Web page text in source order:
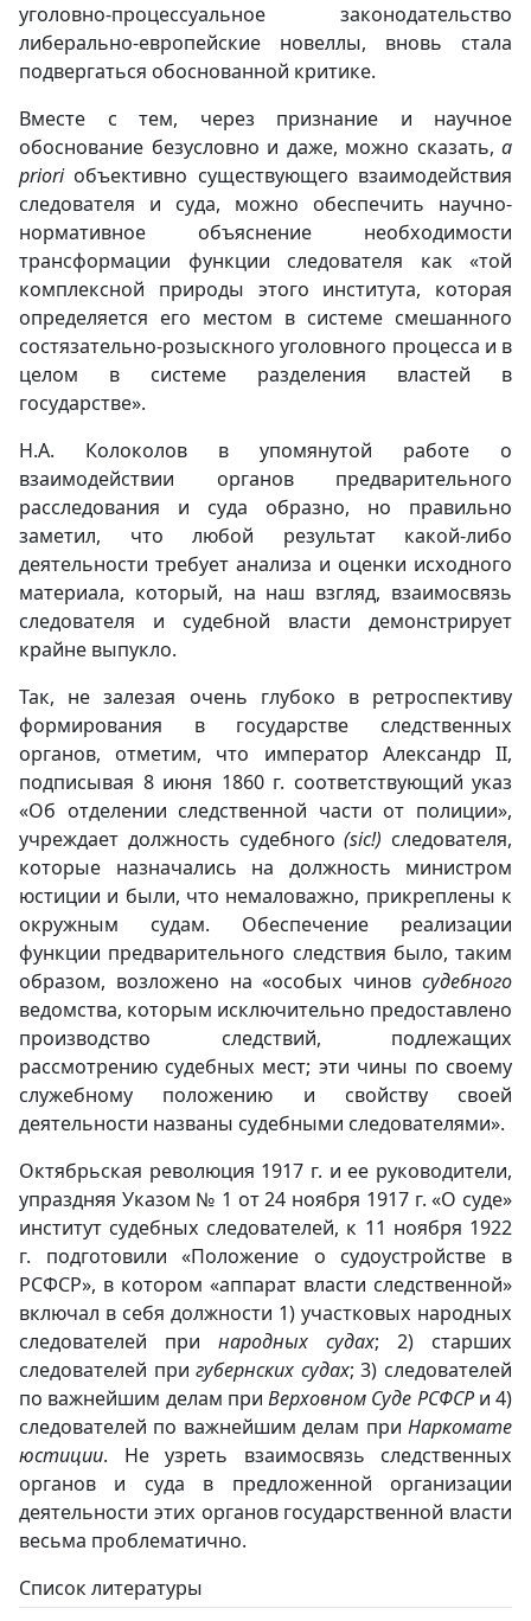
уголовно-процессуальное законодательство
либерально-европейские новеллы, вновь стала
подвергаться обоснованной критике.
Вместе с тем, через признание и научное
обоснование безусловно и даже, можно сказать, a
prioriобъективно существующего взаимодействия
следователя и суда, можно обеспечить научно-
нормативное объяснение необходимости
трансформации функции следователя как «той
комплексной природы этого института, которая
определяется его местом в системе смешанного
состязательно-розыскного уголовного процесса и в
целом в системе разделения властей в
государстве».
Н.А. Колоколов в упомянутой работе о
взаимодействии органов предварительного
расследования и суда образно, но правильно
заметил, что любой результат какой-либо
деятельности требует анализа и оценки исходного
материала, который, на наш взгляд, взаимосвязь
следователя и судебной власти демонстрирует
крайне выпукло.
Так, не залезая очень глубоко в ретроспективу
формирования в государстве следственных
органов, отметим, что император Александр II,
подписывая 8 июня 1860 г. соответствующий указ
«Об отделении следственной части от полиции»,
учреждает должность судебного(sic!) следователя,
которые назначались на должность министром
юстиции и были, что немаловажно, прикреплены к
окружным судам. Обеспечение реализации
функции предварительного следствия было, таким
образом, возложено на «особых чинов судебного
ведомства, которым исключительно предоставлено
производство следствий, подлежащих
рассмотрению судебных мест; эти чины по своему
служебному положению и свойству своей
деятельности названы судебными следователями».
Октябрьская революция 1917 г. и ее руководители,
упраздняя Указом № 1 от 24 ноября 1917 г. «О суде»
институт судебных следователей, к 11 ноября 1922
г. подготовили «Положение о судоустройстве в
РСФСР», в котором «аппарат власти следственной»
включал в себя должности 1) участковых народных
следователей при народных судах; 2) старших
следователей пригубернских судах; 3) следователей
по важнейшим делам при Верховном Суде РСФСРи 4)
следователей по важнейшим делам при Наркомате
юстиции. Не узреть взаимосвязь следственных
органов и суда в предложенной организации
деятельности этих органов государственной власти
весьма проблематично.
Список литературы